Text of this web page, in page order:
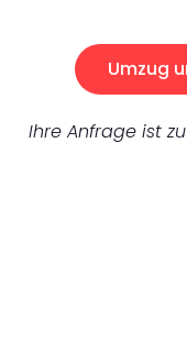
Umzug
Ihre Anfrage ist